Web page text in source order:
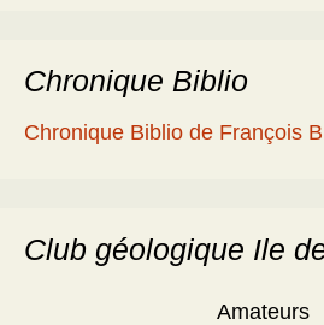
Chronique Biblio
Chronique Biblio de François
Club géologique Ile